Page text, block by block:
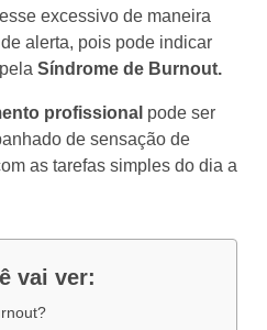
excessivo de maneira
alerta, pois pode indicar
Síndrome de Burnout.
profissional pode ser
de sensação de
as tarefas simples do dia a
vai ver: